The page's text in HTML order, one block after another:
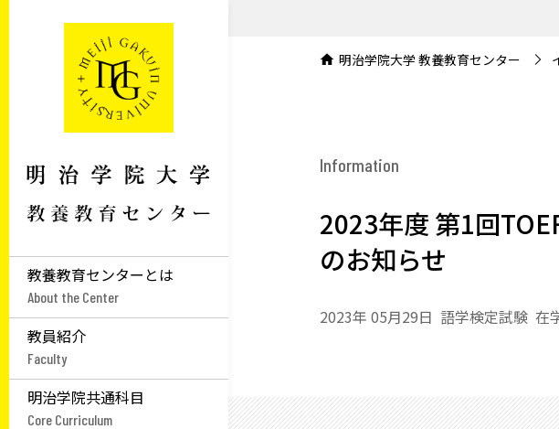
教養教育センターとは
About the Center
教員紹介
Faculty
明治学院共通科目
Core Curriculum
明治学院大学 教養教育センター
Information
2023年度 第1回
のお知らせ
2023年 05月29日 語学検定試験 在